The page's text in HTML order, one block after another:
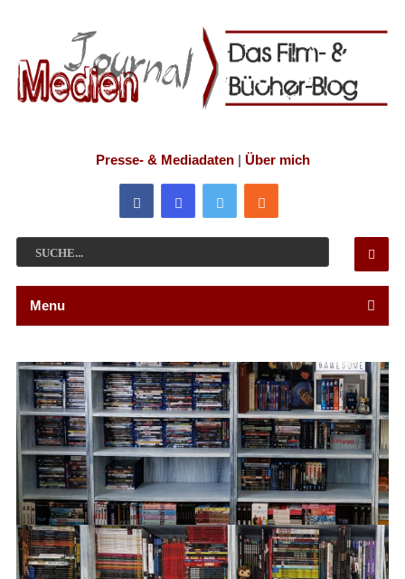
Presse- & Mediadaten| Über mich
Menu